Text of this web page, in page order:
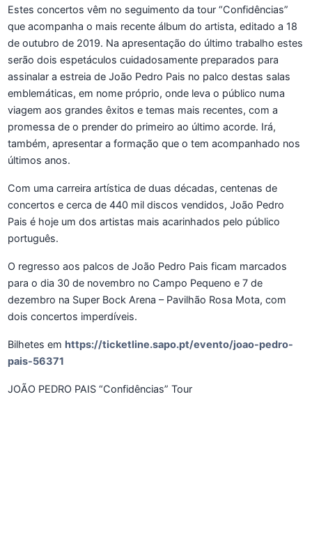
Estes concertos vêm no seguimento da tour “Confidências”
que acompanha o mais recente álbum do artista, editado a 18
de outubro de 2019. Na apresentação do último trabalho estes
serão dois espetáculos cuidadosamente preparados para
assinalar a estreia de João Pedro Pais no palco destas salas
emblemáticas, em nome próprio, onde leva o público numa
viagem aos grandes êxitos e temas mais recentes, com a
promessa de o prender do primeiro ao último acorde. Irá,
também, apresentar a formação que o tem acompanhado nos
últimos anos.
Com uma carreira artística de duas décadas, centenas de
concertos e cerca de 440 mil discos vendidos, João Pedro
Pais é hoje um dos artistas mais acarinhados pelo público
português.
O regresso aos palcos de João Pedro Pais ficam marcados
para o dia 30 de novembro no Campo Pequeno e 7 de
dezembro na Super Bock Arena – Pavilhão Rosa Mota, com
dois concertos imperdíveis.
Bilhetes em https://ticketline.sapo.pt/evento/joao-pedro-
pais-56371
JOÃO PEDRO PAIS “Confidências” Tour